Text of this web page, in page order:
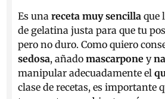
Es unareceta muy sencilla que
de gelatina justa para que tu
pero no duro. Como quiero
sedosa, añadomascarponey
manipular adecuadamente el
clase de recetas, es importante